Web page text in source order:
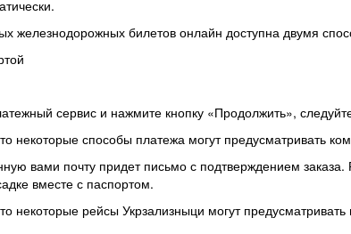
железнодорожных билетов онлайн доступна двумя
сервис и нажмите кнопку «Продолжить»,
некоторые способы платежа могут предусматривать
вами почту придет письмо с подтверждением
вместе с паспортом.
некоторые рейсы Укрзализныци могут